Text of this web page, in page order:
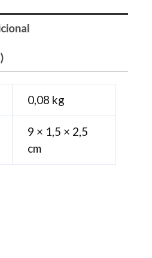
0,08 kg
9 × 1,5 × 2,5
cm